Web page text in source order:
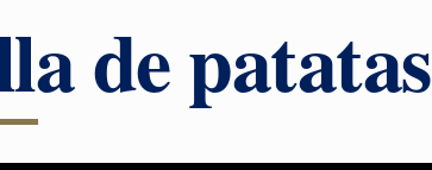
de patatas